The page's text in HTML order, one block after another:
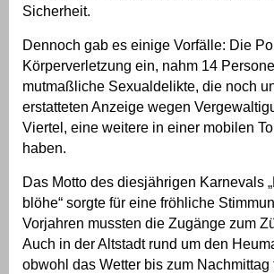
Sicherheit.
Dennoch gab es einige Vorfälle: Die
Körperverletzung ein, nahm 14
mutmaßliche Sexualdelikte, die noch
erstatteten Anzeige wegen
Viertel, eine weitere in einer mobilen
haben.
Das Motto des diesjährigen Karnevals
blöhe“ sorgte für eine fröhliche
Vorjahren mussten die Zugänge zum
Auch in der Altstadt rund um den
obwohl das Wetter bis zum